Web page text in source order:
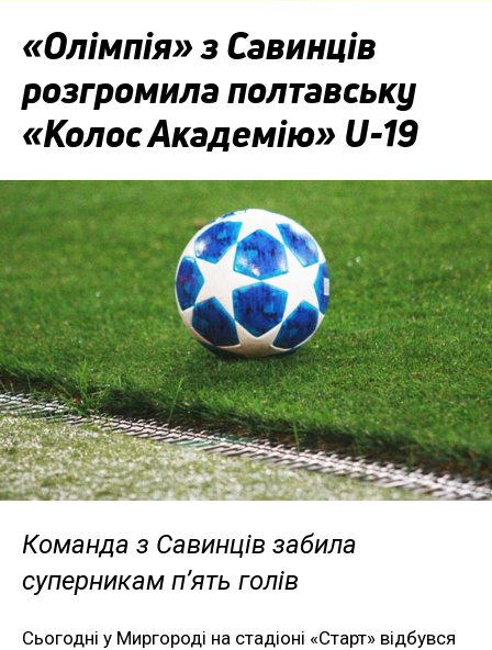
«Олімпія» з Савинців
розгромила полтавську
«Колос Академію» U-19
Команда з Савинців забила
суперникам п’ять голів
Сьогодні у Миргороді на стадіоні «Старт» відбувся